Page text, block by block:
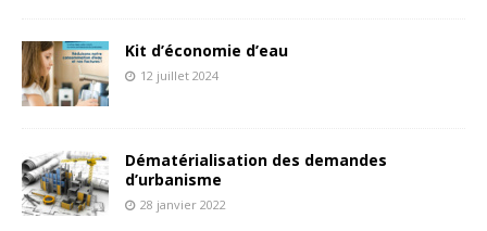
Kit d’économie d’eau
12 juillet 2024
Dématérialisation des demandes
d’urbanisme
28 janvier 2022